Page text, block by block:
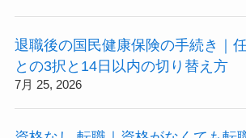
退職後の国民健康保険の手続き｜
との3択と14日以内の切り替え方
7月 25, 2026